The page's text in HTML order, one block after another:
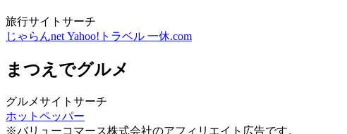
旅行サイトサーチ
じゃらんnetYahoo!トラベル 一休.com
まつえでグルメ
グルメサイトサーチ
ホットペッパー
※バリューコマース株式会社のアフィリエイト広告です。